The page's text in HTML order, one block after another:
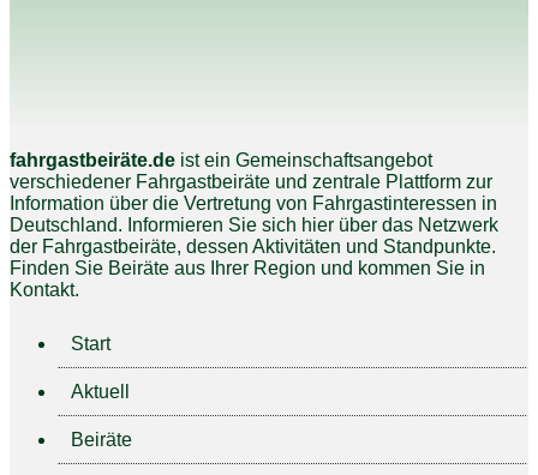
fahrgastbeiräte.de ist ein Gemeinschaftsangebot
verschiedener Fahrgastbeiräte und zentrale Plattform zur
Information über die Vertretung von Fahrgastinteressen in
Deutschland. Informieren Sie sich hier über das Netzwerk
der Fahrgastbeiräte, dessen Aktivitäten und Standpunkte.
Finden Sie Beiräte aus Ihrer Region und kommen Sie in
Kontakt.
Start
Aktuell
Beiräte